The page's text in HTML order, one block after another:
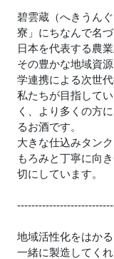
碧雲蔵（へきうん
寮」にちなんで名
日本を代表する農
その豊かな地域資
学連携による次世
私たちが目指して
く、より多くの方
るお酒です。
大きな仕込みタン
もろみと丁寧に向
切にしています。
地域活性化をはか
一緒に製造してく